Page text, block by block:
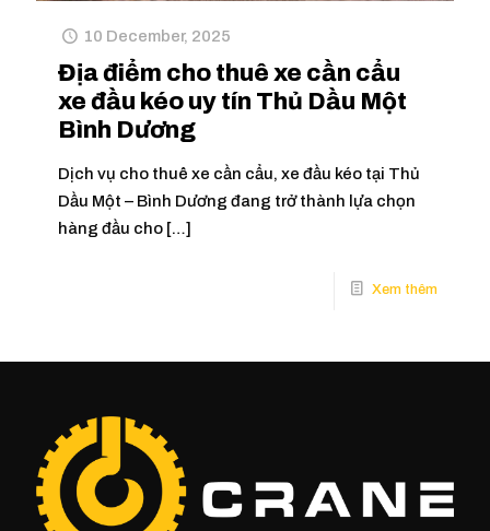
10 December, 2025
Địa điểm cho thuê xe cần cẩu
xe đầu kéo uy tín Thủ Dầu Một
Bình Dương
Dịch vụ cho thuê xe cần cẩu, xe đầu kéo tại Thủ
Dầu Một – Bình Dương đang trở thành lựa chọn
hàng đầu cho […]